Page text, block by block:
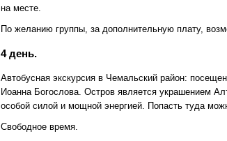
на месте.
По желанию группы, за дополнительную плату,
4 день.
Автобусная экскурсия в Чемальский район:
Иоанна Богослова. Остров является украшением
особой силой и мощной энергией. Попасть туда
Свободное время.